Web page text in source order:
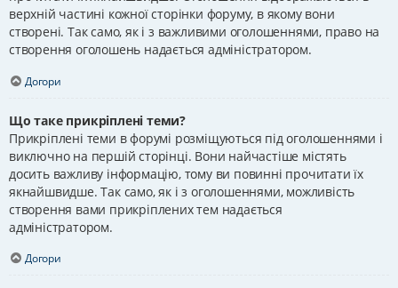
верхній частині кожної сторінки форуму, в якому вони
створені. Так само, як і з важливими оголошеннями, право на
створення оголошень надається адміністратором.
Догори
Що таке прикріплені теми?
Прикріплені теми в форумі розміщуються під оголошеннями і
виключно на першій сторінці. Вони найчастіше містять
досить важливу інформацію, тому ви повинні прочитати їх
якнайшвидше. Так само, як і з оголошеннями, можливість
створення вами прикріплених тем надається
адміністратором.
Догори